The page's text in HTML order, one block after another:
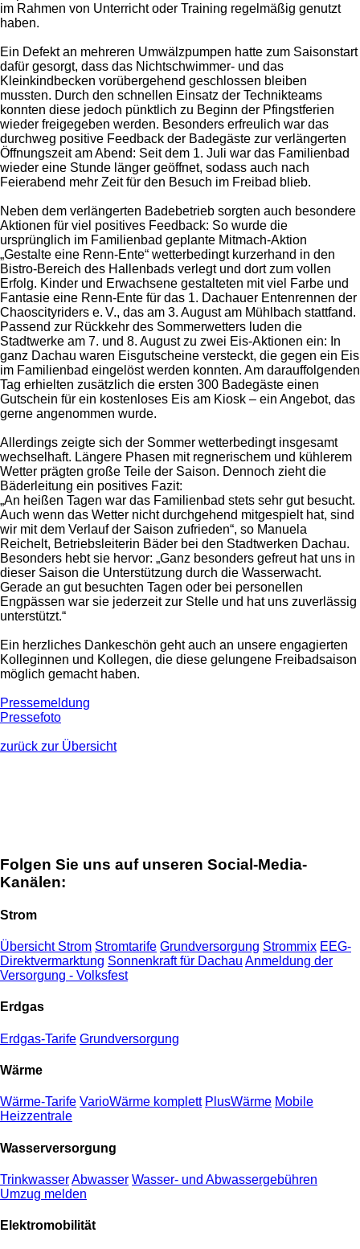
im Rahmen von Unterricht oder Training regelmäßig genutzt
haben.
Ein Defekt an mehreren Umwälzpumpen hatte zum Saisonstart
dafür gesorgt, dass das Nichtschwimmer- und das
Kleinkindbecken vorübergehend geschlossen bleiben
mussten. Durch den schnellen Einsatz der Technikteams
konnten diese jedoch pünktlich zu Beginn der Pfingstferien
wieder freigegeben werden. Besonders erfreulich war das
durchweg positive Feedback der Badegäste zur verlängerten
Öffnungszeit am Abend: Seit dem 1. Juli war das Familienbad
wieder eine Stunde länger geöffnet, sodass auch nach
Feierabend mehr Zeit für den Besuch im Freibad blieb.
Neben dem verlängerten Badebetrieb sorgten auch besondere
Aktionen für viel positives Feedback: So wurde die
ursprünglich im Familienbad geplante Mitmach-Aktion
„Gestalte eine Renn-Ente“ wetterbedingt kurzerhand in den
Bistro-Bereich des Hallenbads verlegt und dort zum vollen
Erfolg. Kinder und Erwachsene gestalteten mit viel Farbe und
Fantasie eine Renn-Ente für das 1. Dachauer Entenrennen der
Chaoscityriders e. V., das am 3. August am Mühlbach stattfand.
Passend zur Rückkehr des Sommerwetters luden die
Stadtwerke am 7. und 8. August zu zwei Eis-Aktionen ein: In
ganz Dachau waren Eisgutscheine versteckt, die gegen ein Eis
im Familienbad eingelöst werden konnten. Am darauffolgenden
Tag erhielten zusätzlich die ersten 300 Badegäste einen
Gutschein für ein kostenloses Eis am Kiosk – ein Angebot, das
gerne angenommen wurde.
Allerdings zeigte sich der Sommer wetterbedingt insgesamt
wechselhaft. Längere Phasen mit regnerischem und kühlerem
Wetter prägten große Teile der Saison. Dennoch zieht die
Bäderleitung ein positives Fazit:
„An heißen Tagen war das Familienbad stets sehr gut besucht.
Auch wenn das Wetter nicht durchgehend mitgespielt hat, sind
wir mit dem Verlauf der Saison zufrieden“, so Manuela
Reichelt, Betriebsleiterin Bäder bei den Stadtwerken Dachau.
Besonders hebt sie hervor: „Ganz besonders gefreut hat uns in
dieser Saison die Unterstützung durch die Wasserwacht.
Gerade an gut besuchten Tagen oder bei personellen
Engpässen war sie jederzeit zur Stelle und hat uns zuverlässig
unterstützt.“
Ein herzliches Dankeschön geht auch an unsere engagierten
Kolleginnen und Kollegen, die diese gelungene Freibadsaison
möglich gemacht haben.
Pressemeldung
Pressefoto
zurück zur Übersicht
Folgen Sie uns auf unseren Social-Media-
Kanälen:
Strom
Übersicht Strom Stromtarife Grundversorgung Strommix EEG-
Direktvermarktung Sonnenkraft für Dachau Anmeldung der
Versorgung - Volksfest
Erdgas
Erdgas-Tarife Grundversorgung
Wärme
Wärme-Tarife VarioWärme komplett PlusWärme Mobile
Heizzentrale
Wasserversorgung
TrinkwasserAbwasser Wasser- und Abwassergebühren
Umzug melden
Elektromobilität